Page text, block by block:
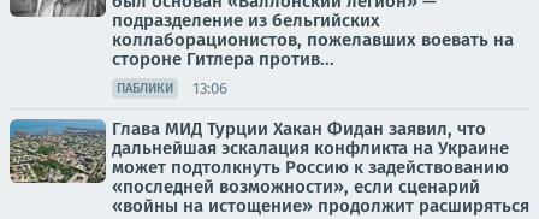
подразделение из бельгийских
коллаборационистов, пожелавших воевать на
стороне Гитлера против...
ПАБЛИКИ 13:06
Глава МИД Турции Хакан Фидан заявил, что
дальнейшая эскалация конфликта на Украине
может подтолкнуть Россию к задействованию
«последней возможности», если сценарий
«войны на истощение» продолжит расширяться